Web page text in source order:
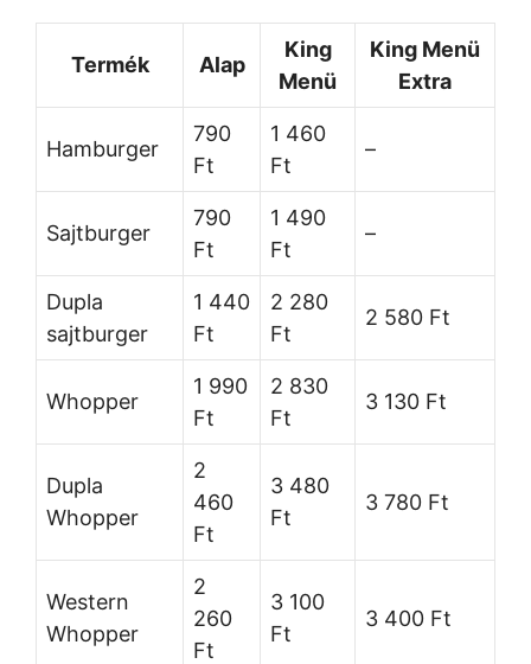
Termék Alap
King
Menü
King Menü
Extra
Hamburger
790
Ft
1 460
Ft
–
Sajtburger
790
Ft
1 490
Ft
–
Dupla
sajtburger
1 440
Ft
2 280
Ft
2 580 Ft
Whopper
1 990
Ft
2 830
Ft
3 130 Ft
Dupla
Whopper
2
460
Ft
3 480
Ft
3 780 Ft
Western
Whopper
2
260
Ft
3 100
Ft
3 400 Ft